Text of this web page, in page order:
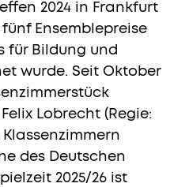
2024 in Frankfurt
Ensemblepreise
für Bildung und
wurde. Seit Oktober
Lobrecht (Regie:
des Deutschen
2025/26 ist